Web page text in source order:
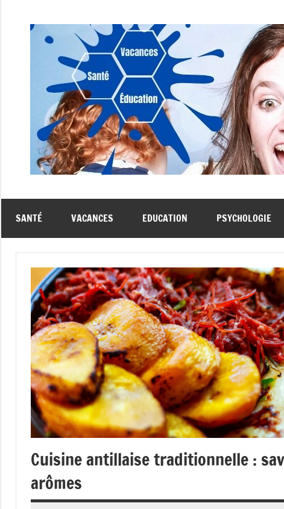
SANTÉ VACANCES EDUCATION PSYCHOLOGIE
Cuisine antillaise traditionnelle :
arômes